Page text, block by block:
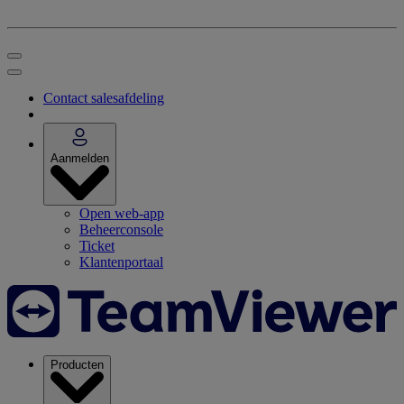
Contact salesafdeling
Aanmelden
Open web-app
Beheerconsole
Ticket
Klantenportaal
Producten